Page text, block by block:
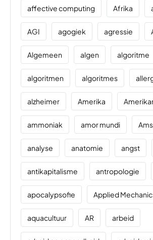
affective computing Afrika
AGI agogiek agressie
Algemeen algen algoritme
algoritmen algoritmes
alzheimer Amerika
ammoniak amor mundi
analyse anatomie angst
antikapitalisme antropologie
apocalypsofie Applied
aquacultuur AR arbeid